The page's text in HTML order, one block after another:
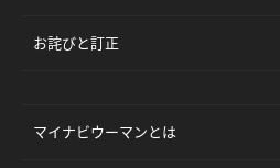
お詫びと訂正
マイナビウーマンとは